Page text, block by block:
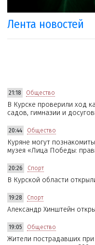
Лента новостей
21:18 Общество
В Курске проверили ход
садов, гимназии и
20:44 Общество
Куряне могут
музея «Лица Победы:
20:26 Спорт
В Курской области
19:28 Спорт
Александр Хинштейн
19:05 Общество
Жители пострадавших